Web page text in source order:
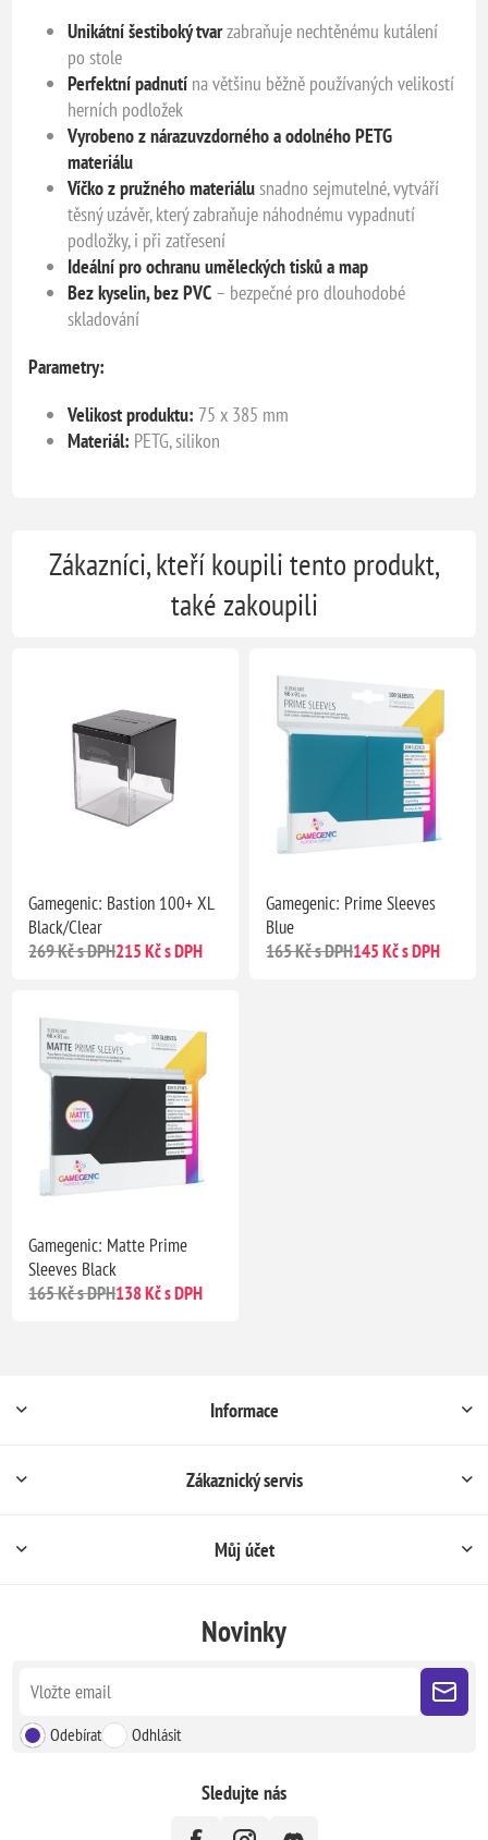
Unikátní šestiboký tvarzabraňuje nechtěnému kutálení
po stole
Perfektní padnutí na většinu běžně používaných velikostí
herních podložek
Vyrobeno z nárazuvzdorného a odolného PETG
materiálu
Víčko z pružného materiálusnadno sejmutelné, vytváří
těsný uzávěr, který zabraňuje náhodnému vypadnutí
podložky, i při zatřesení
Ideální pro ochranu uměleckých tisků a map
Bez kyselin, bez PVC – bezpečné pro dlouhodobé
skladování
Parametry:
Velikost produktu: 75 x 385 mm
Materiál: PETG, silikon
Zákazníci, kteří koupili tento produkt,
také zakoupili
Gamegenic: Bastion 100+ XL
Black/Clear
269 Kč s DPH215 Kč s DPH
Gamegenic: Prime Sleeves
Blue
165 Kč s DPH145 Kč s DPH
Gamegenic: Matte Prime
Sleeves Black
165 Kč s DPH138 Kč s DPH
Informace
Zákaznický servis
Můj účet
Novinky
Odebírat Odhlásit
Sledujte nás